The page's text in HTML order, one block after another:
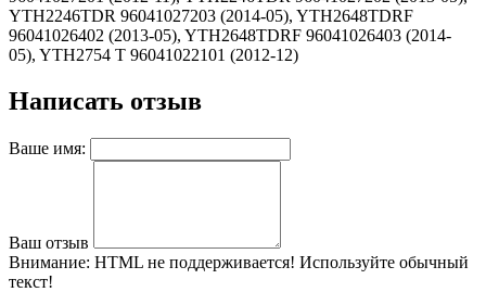
YTH2246TDR 96041027203 (2014-05), YTH2648TDRF
96041026402 (2013-05), YTH2648TDRF 96041026403 (2014-
05), YTH2754 T 96041022101 (2012-12)
Написать отзыв
Ваше имя:
Ваш отзыв
Внимание: HTML не поддерживается! Используйте обычный
текст!